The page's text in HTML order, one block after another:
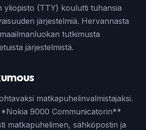
yliopisto (TTY) koulutti tuhansia
järjestelmiä. Hervannasta
tutkimusta
järjestelmistä.
matkapuhelinvalmistajaksi.
9000 Communicatorin**
matkapuhelimen, sähköpostin ja